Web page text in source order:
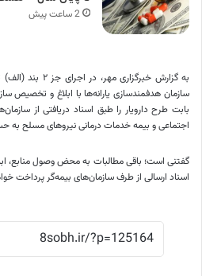
2 ساعت پیش
سازمان هدفمندسازی یارانه‌ها با ابلاغ و تخصیص
بابت طرح دارویار را طبق اسناد دریافتی از
اجتماعی و بیمه خدمات درمانی نیروهای مسلح به
گفتنی است؛ باقی مطالبات به محض وصول منابع،
اسناد ارسالی از طرف سازمان‌های بیمه‌گر پرداخت